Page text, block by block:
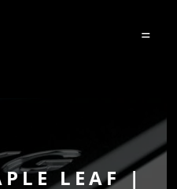
=
LEAF |